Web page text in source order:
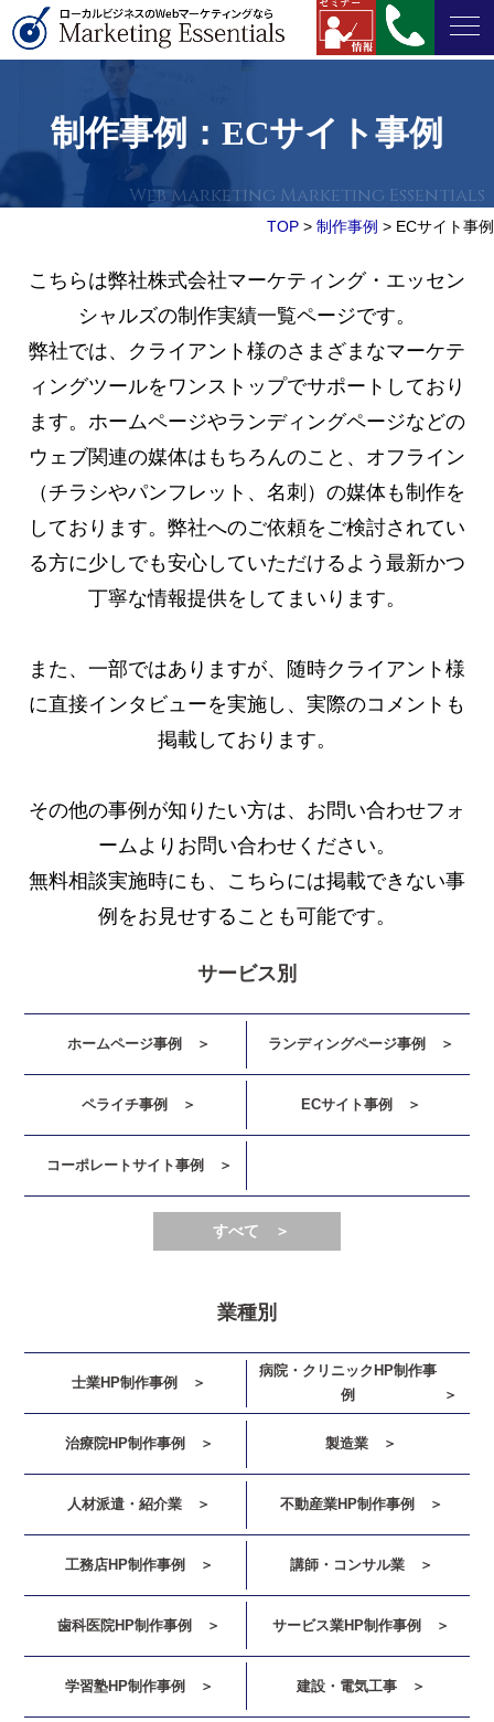
制作事例：ECサイト事例
TOP > 制作事例 > ECサイト事例
こちらは弊社株式会社マーケティング・エッセン
シャルズの制作実績一覧ページです。
弊社では、クライアント様のさまざまなマーケテ
ィングツールをワンストップでサポートしており
ます。ホームページやランディングページなどの
ウェブ関連の媒体はもちろんのこと、オフライン
（チラシやパンフレット、名刺）の媒体も制作を
しております。弊社へのご依頼をご検討されてい
る方に少しでも安心していただけるよう最新かつ
丁寧な情報提供をしてまいります。
また、一部ではありますが、随時クライアント様
に直接インタビューを実施し、実際のコメントも
掲載しております。
その他の事例が知りたい方は、お問い合わせフォ
ームよりお問い合わせください。
無料相談実施時にも、こちらには掲載できない事
例をお見せすることも可能です。
サービス別
ホームページ事例 ランディングページ事例
ペライチ事例 ECサイト事例
コーポレートサイト事例
すべて ＞
業種別
士業HP制作事例
病院・クリニックHP制作事
例
治療院HP制作事例 製造業
人材派遣・紹介業 不動産業HP制作事例
工務店HP制作事例 講師・コンサル業
歯科医院HP制作事例 サービス業HP制作事例
学習塾HP制作事例 建設・電気工事